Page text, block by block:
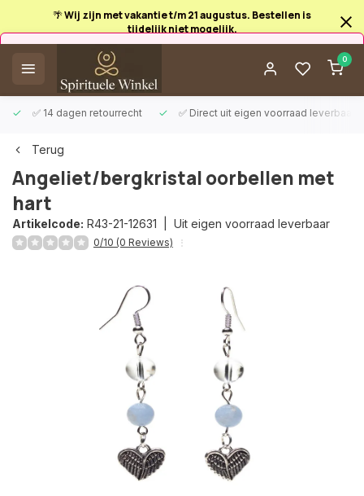
🌴 Wij zijn met vakantie t/m 21 augustus. Bestellen is
tijdelijk niet mogelijk.
0
✅ 14 dagen retourrecht ✅ Direct uit eigen voorraad leverbaar
Afrekenen is uitgeschakeld.
Terug
Angeliet/bergkristal oorbellen met
hart
Artikelcode: R43-21-12631 | Uit eigen voorraad leverbaar
0/10 (0 Reviews)